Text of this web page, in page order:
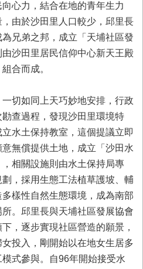
心力，結合在地的青年生力
由於沙田里人口較少，邱里長
兄弟之邦，成立「天埔社區發
沙田里居民信仰中心新天王殿
合而成。
切如同上天巧妙地安排，行政
查過程，發現沙田里環境特
水土保持教室，這個提議立即
無償提供土地，成立「沙田水
相關設施則由水土保持局專
，採用生態工法植草護坡、輔
樣性自然生態環境，成為南部
。邱里長與天埔社區發展協會
，逐步實現社區營造的願景，
投入，剛開始以在地女生居多
式參與。自96年開始接受水